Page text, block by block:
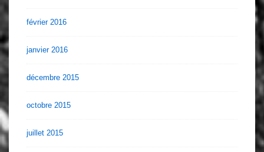
février 2016
janvier 2016
décembre 2015
octobre 2015
juillet 2015